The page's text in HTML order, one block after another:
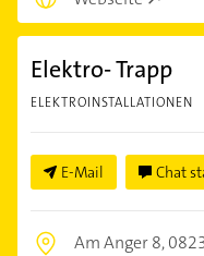
Elektro- Trapp
ELEKTROINSTALLATIONEN
E-Mail Chat
Am Anger 8,